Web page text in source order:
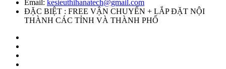
Email: kesieuthihanatech@gmail.com
ĐẶC BIỆT : FREE VẬN CHUYỂN + LẮP ĐẶT NỘI
THÀNH CÁC TỈNH VÀ THÀNH PHỐ